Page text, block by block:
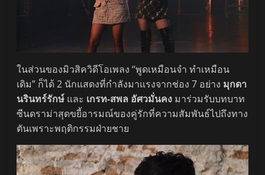
ในส่วนของมิวสิควิดีโอเพลง “พูดเหมือนจำ ทำเหมือน
เดิม” ก็ได้ 2 นักแสดงที่กำลังมาแรงจากช่อง 7 อย่าง มุกดา
นรินทร์รักษ์ และ เกรท-สพล อัศวมั่นคง มาร่วมรับบทบาท
ซีนดราม่าสุดขยี้อารมณ์ของคู่รักที่ความสัมพันธ์ไปถึงทาง
ตันเพราะพฤติกรรมฝ่ายชาย